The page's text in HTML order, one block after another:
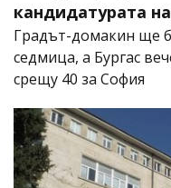
кандидатурата
Градът-домакин ще
седмица, а Бургас
срещу 40 за София